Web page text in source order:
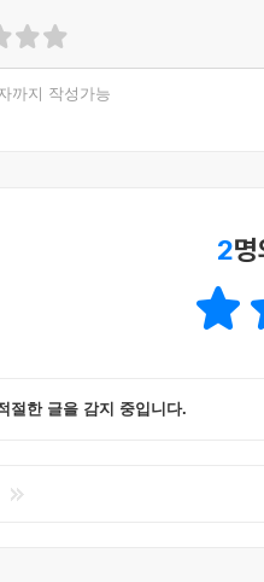
간이 되도록 인도하는 좋은 길
극제 역할을 할 것이다. 교회
선물이 될 것이다.
까지 작성가능
2
절한 글을 감지 중입니다.